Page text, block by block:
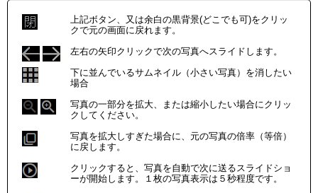
上記ボタン、又は余白の黒背景(どこでも可)をクリッ
クで元の画面に戻れます。
左右の矢印クリックで次の写真へスライドします。
下に並んでいるサムネイル（小さい写真）を消したい
場合
写真の一部分を拡大、または縮小したい場合にクリッ
クしてください。
写真を拡大しすぎた場合に、元の写真の倍率（等倍）
に戻します。
クリックすると、写真を自動で次に送るスライドショ
ーが開始します。１枚の写真表示は５秒程度です。